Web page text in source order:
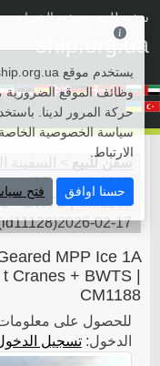
سفن للبيع• سفن الشراء
ship.org.ua
سفن للبيع السفينة
MPP Ice 1A 1997
+ BWTS | CM1188
id11128)2026-02-17
MPP Ice 1A
Cranes + BWTS |
CM1188
للحصول على معلومات
الدخول:تسجيل
وظائف الموقع الضرورية
حركة المرور لدينا.
سياسة الخصوصية
الارتباط.
حسنا اوافق فتح